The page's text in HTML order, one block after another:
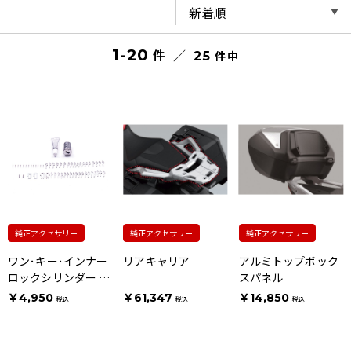
1-20 件 25 件
純正アクセサリー
ワン･キー･インナー
ロックシリンダー ウ
ェーブタイプキー用
￥4,950 税込
純正アクセサリー
リアキャリア
￥61,347 税込
純正アクセサリー
アルミトップボック
スパネル
￥14,850 税込